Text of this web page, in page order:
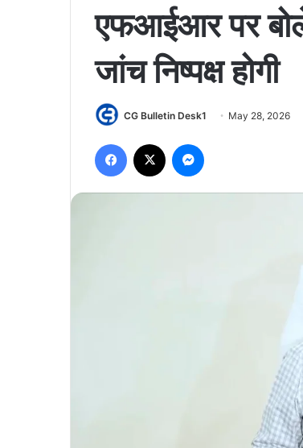
एफआईआर पर
जांच निष्पक्ष होगी
CG Bulletin Desk1 May 28, 2026
Facebook